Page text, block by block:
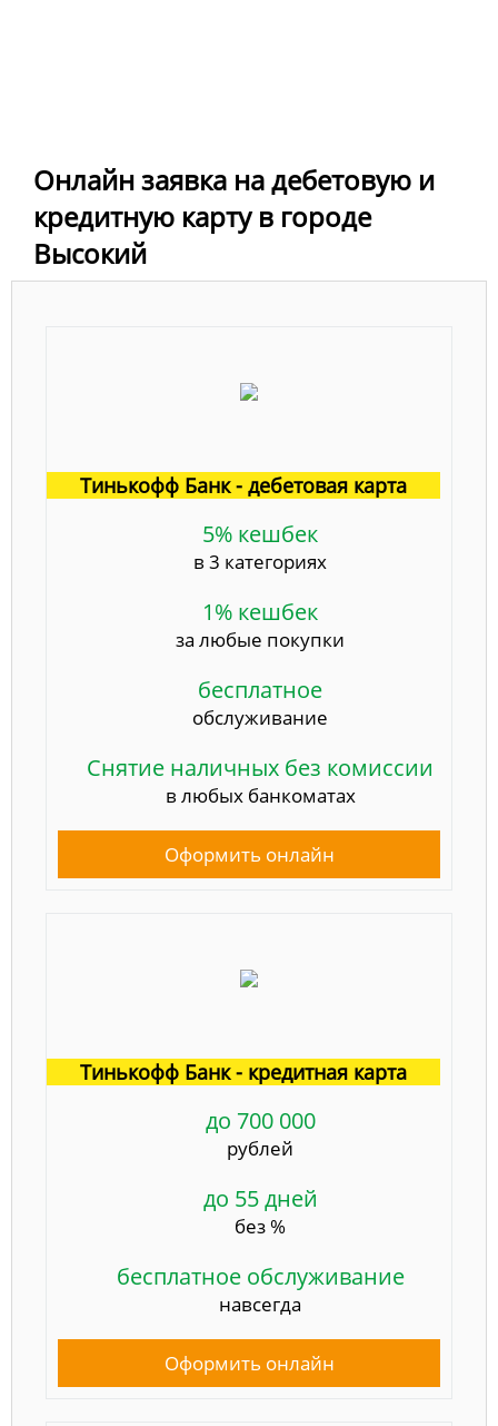
Онлайн заявка на дебетовую и
кредитную карту в городе
Высокий
Тинькофф Банк - дебетовая карта
5% кешбек
в 3 категориях
1% кешбек
за любые покупки
бесплатное
обслуживание
Снятие наличных без комиссии
в любых банкоматах
Оформить онлайн
Тинькофф Банк - кредитная карта
до 700 000
рублей
до 55 дней
без %
бесплатное обслуживание
навсегда
Оформить онлайн